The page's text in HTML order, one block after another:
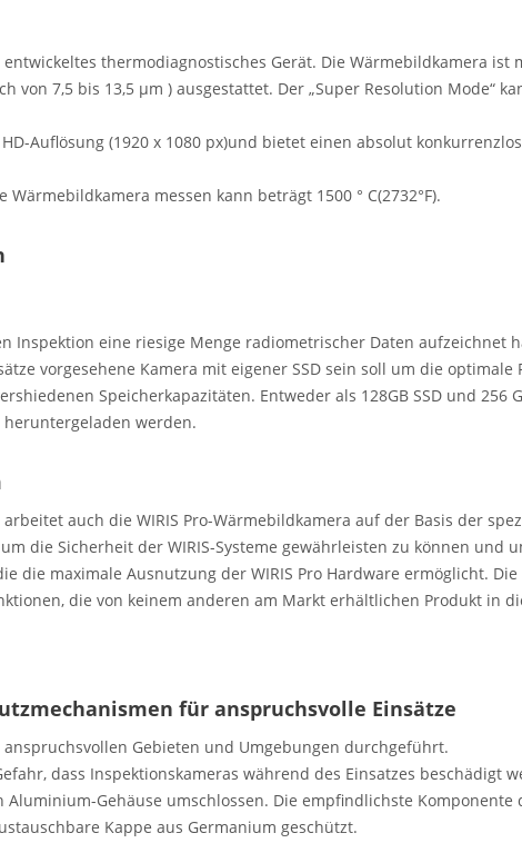
entwickeltes thermodiagnostisches Gerät. Die Wärmebildkamera
von 7,5 bis 13,5 μm ) ausgestattet. Der „Super Resolution Mode“
Auflösung (1920 x 1080 px)und bietet einen absolut
messen kann beträgt 1500 ° C(2732°F).
Inspektion eine riesige Menge radiometrischer Daten aufzeichnet
vorgesehene Kamera mit eigener SSD sein soll um die optimale
Speicherkapazitäten. Entweder als 128GB SSD und 256
heruntergeladen werden.
auch die WIRIS Pro-Wärmebildkamera auf der Basis der
die Sicherheit der WIRIS-Systeme gewährleisten zu können und
die maximale Ausnutzung der WIRIS Pro Hardware ermöglicht.
die von keinem anderen am Markt erhältlichen Produkt in
für anspruchsvolle Einsätze
Gebieten und Umgebungen durchgeführt.
dass Inspektionskameras während des Einsatzes beschädigt
Gehäuse umschlossen. Die empfindlichste Komponente
Kappe aus Germanium geschützt.